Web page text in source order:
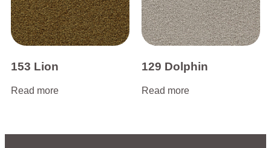
153 Lion
Read more
129 Dolphin
Read more